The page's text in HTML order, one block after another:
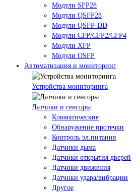
Модули SFP28
Модули QSFP28
Модули QSFP-DD
Модули CFP/CFP2/CFP4
Модули XFP
Модули OSFP
Автоматизация и мониторинг
Устройства мониторинга
Датчики и сенсоры
Климатические
Обнаружение протечки
Контроль эл.питания
Датчики дыма
Датчики открытия дверей
Датчики движения
Датчики удара/вибрации
Другое